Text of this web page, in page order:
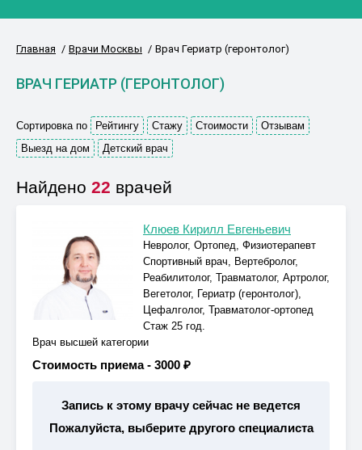
Главная Врачи Москвы Врач Гериатр (геронтолог)
ВРАЧ ГЕРИАТР (ГЕРОНТОЛОГ)
Сортировка по Рейтингу Стажу Стоимости
Отзывам
Выезд на дом
Детский врач
Найдено 22 врачей
Клюев Кирилл Евгеньевич
Невролог, Ортопед, Физиотерапевт
Спортивный врач, Вертебролог,
Реабилитолог, Травматолог, Артролог,
Вегетолог, Гериатр (геронтолог),
Цефалголог, Травматолог-ортопед
Стаж 25 год.
Врач высшей категории
Стоимость приема - 3000 ₽
Запись к этому врачу сейчас не ведется
Пожалуйста, выберите другого специалиста